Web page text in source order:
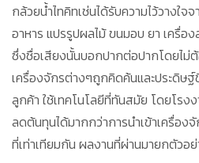
กล้วยน้ำไทคิทเช่นได้รับความไว้วางใ
อาหาร แปรรูปผลไม้ ขนมอบ ยา เครื่อ
ซึ่งชื่อเสียงนั้นบอกปากต่อปากโดยไม่
เครื่องจักรต่างๆถูกคิดค้นและประดิษ
ลูกค้า ใช้เทคโนโลยีที่ทันสมัย โดยโรง
ลดต้นทุนได้มากกว่าการนำเข้าเครื่อ
ที่เท่าเทียมกัน ผลงานที่ผ่านมายกตัวอย่